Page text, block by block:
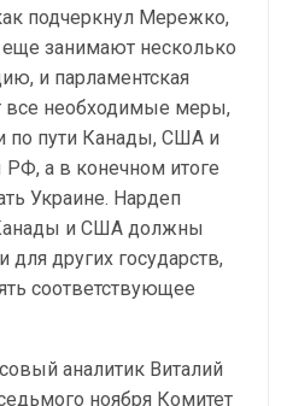
подчеркнул Мережко,
занимают несколько
и парламентская
все необходимые меры,
по пути Канады, США и
РФ, а в конечном итоге
Украине. Нардеп
и США должны
других государств,
соответствующее
аналитик Виталий
ноября Комитет